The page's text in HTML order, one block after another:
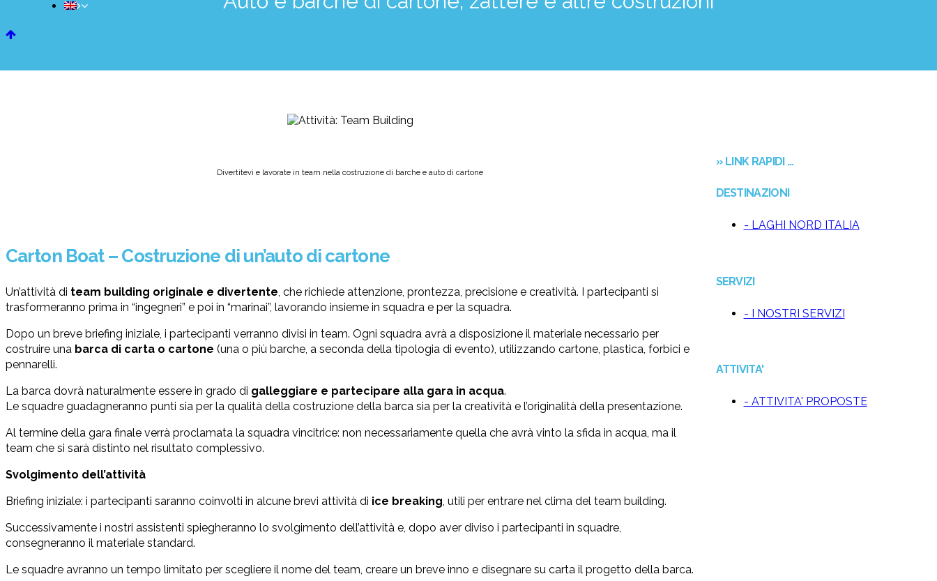
Divertitevi e lavorate in team nella costruzione di barche e auto di cartone
Carton Boat – Costruzione di un’auto di cartone
Un’attività di team building originale e divertente, che richiede attenzione, prontezza, precisione e creatività. I partecipanti si
trasformeranno prima in “ingegneri” e poi in “marinai”, lavorando insieme in squadra e per la squadra.
Dopo un breve briefing iniziale, i partecipanti verranno divisi in team. Ogni squadra avrà a disposizione il materiale necessario per
costruire una barca di carta o cartone (una o più barche, a seconda della tipologia di evento), utilizzando cartone, plastica, forbici e
pennarelli.
La barca dovrà naturalmente essere in grado di galleggiare e partecipare alla gara in acqua.
Le squadre guadagneranno punti sia per la qualità della costruzione della barca sia per la creatività e l’originalità della presentazione.
Al termine della gara finale verrà proclamata la squadra vincitrice: non necessariamente quella che avrà vinto la sfida in acqua, ma il
team che si sarà distinto nel risultato complessivo.
Svolgimento dell’attività
Briefing iniziale: i partecipanti saranno coinvolti in alcune brevi attività di ice breaking, utili per entrare nel clima del team building.
Successivamente i nostri assistenti spiegheranno lo svolgimento dell’attività e, dopo aver diviso i partecipanti in squadre,
consegneranno il materiale standard.
Le squadre avranno un tempo limitato per scegliere il nome del team, creare un breve inno e disegnare su carta il progetto della barca.
» LINK RAPIDI …
DESTINAZIONI
- LAGHI NORD ITALIA
SERVIZI
- I NOSTRI SERVIZI
ATTIVITA'
- ATTIVITA' PROPOSTE